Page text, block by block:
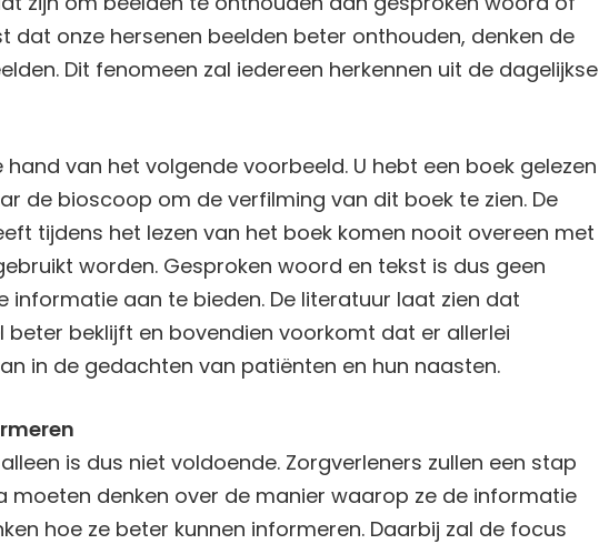
dat onze hersenen beelden beter onthouden, denken de
Dit fenomeen zal iedereen herkennen uit de dagelijkse
van het volgende voorbeeld. U hebt een boek gelezen
de bioscoop om de verfilming van dit boek te zien. De
tijdens het lezen van het boek komen nooit overeen met
worden. Gesproken woord en tekst is dus geen
informatie aan te bieden. De literatuur laat zien dat
beklijft en bovendien voorkomt dat er allerlei
in de gedachten van patiënten en hun naasten.
is dus niet voldoende. Zorgverleners zullen een stap
moeten denken over de manier waarop ze de informatie
hoe ze beter kunnen informeren. Daarbij zal de focus